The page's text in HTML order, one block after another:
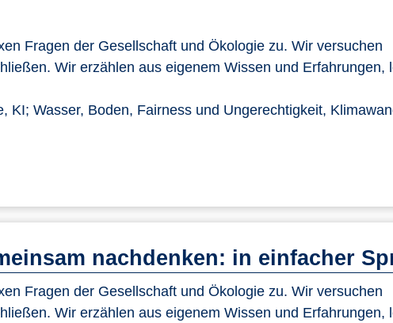
Fragen der Gesellschaft und Ökologie zu. Wir versuchen
Wir erzählen aus eigenem Wissen und Erfahrungen,
KI; Wasser, Boden, Fairness und Ungerechtigkeit,
nachdenken: in einfacher
Fragen der Gesellschaft und Ökologie zu. Wir versuchen
Wir erzählen aus eigenem Wissen und Erfahrungen,